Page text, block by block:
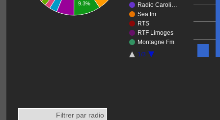
Radio Caroli…
Sea fm
RTS
RTF Limoges
Montagne Fm
1/3
9.3%
Filtrer par radio